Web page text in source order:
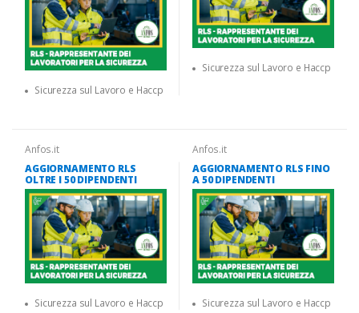
Sicurezza sul Lavoro e Haccp
Sicurezza sul Lavoro e Haccp
Anfos.it
AGGIORNAMENTO RLS
OLTRE I 50 DIPENDENTI
Sicurezza sul Lavoro e Haccp
Anfos.it
AGGIORNAMENTO RLS FINO
A 50 DIPENDENTI
Sicurezza sul Lavoro e Haccp